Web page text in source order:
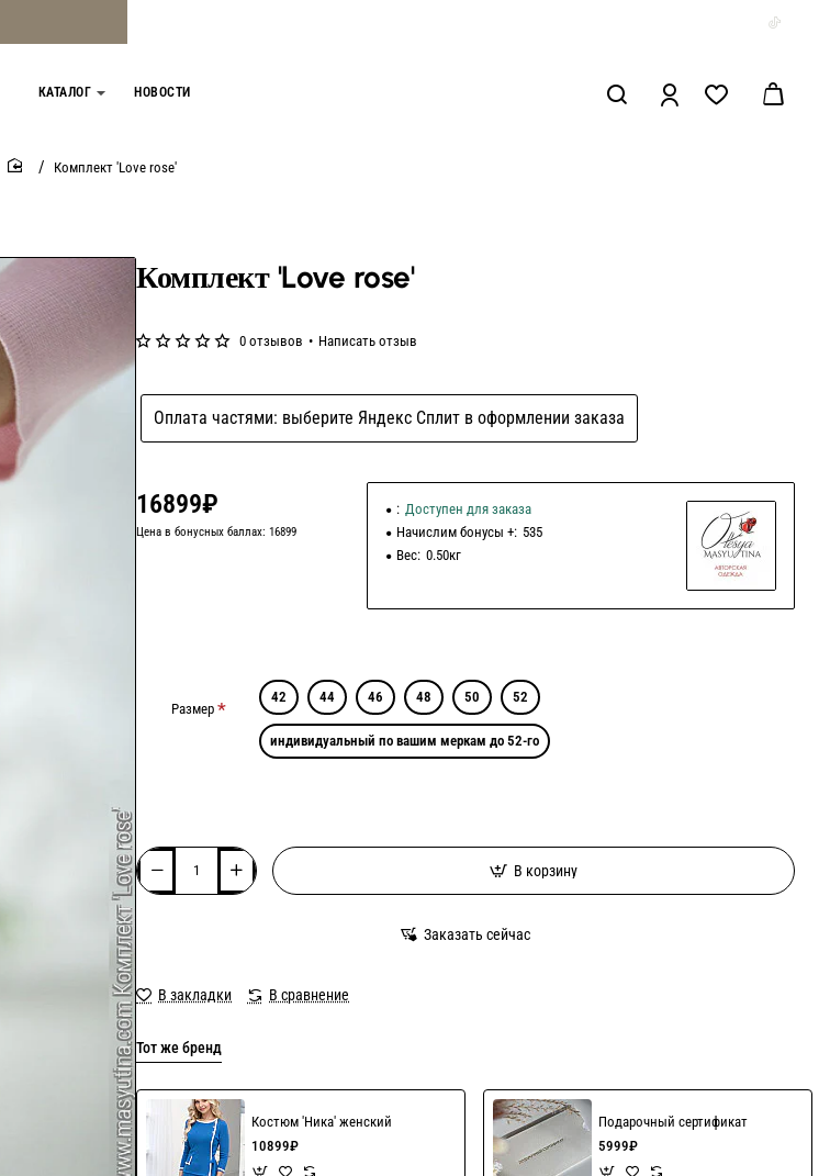
КАТАЛОГ НОВОСТИ
Комплект 'Love rose'
Комплект 'Love rose'
Оплата частями: выберите Яндекс Сплит в оформлении заказа
0 отзывов • Написать отзыв
16899₽
Цена в бонусных баллах: 16899
: Доступен для заказа
Начислим бонусы +: 535
Вес: 0.50кг
Размер
42 44 46 48 50 52
индивидуальный по вашим меркам до 52-го
В корзину
Заказать сейчас
В закладки В сравнение
Тот же бренд
Костюм 'Ника' женский
10899₽
Подарочный сертификат
5999₽